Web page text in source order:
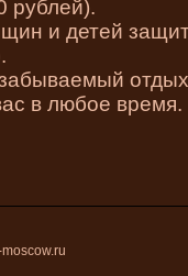
рублей).
и детей
в любое время.